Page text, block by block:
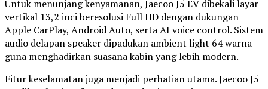
Untuk menunjang kenyamanan, Jaecoo J5 EV dibekali layar
vertikal 13,2 inci beresolusi Full HD dengan dukungan
Apple CarPlay, Android Auto, serta AI voice control. Sistem
audio delapan speaker dipadukan ambient light 64 warna
guna menghadirkan suasana kabin yang lebih modern.
Fitur keselamatan juga menjadi perhatian utama. Jaecoo J5